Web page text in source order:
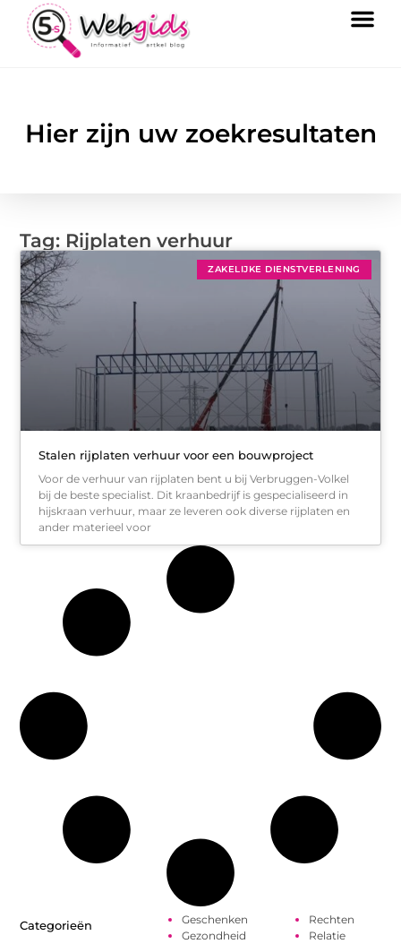
Hier zijn uw zoekresultaten
Tag: Rijplaten verhuur
ZAKELIJKE DIENSTVERLENING
Stalen rijplaten verhuur voor een bouwproject
Voor de verhuur van rijplaten bent u bij Verbruggen-Volkel
bij de beste specialist. Dit kraanbedrijf is gespecialiseerd in
hijskraan verhuur, maar ze leveren ook diverse rijplaten en
ander materieel voor
Categorieën
Geschenken
Gezondheid
Rechten
Relatie